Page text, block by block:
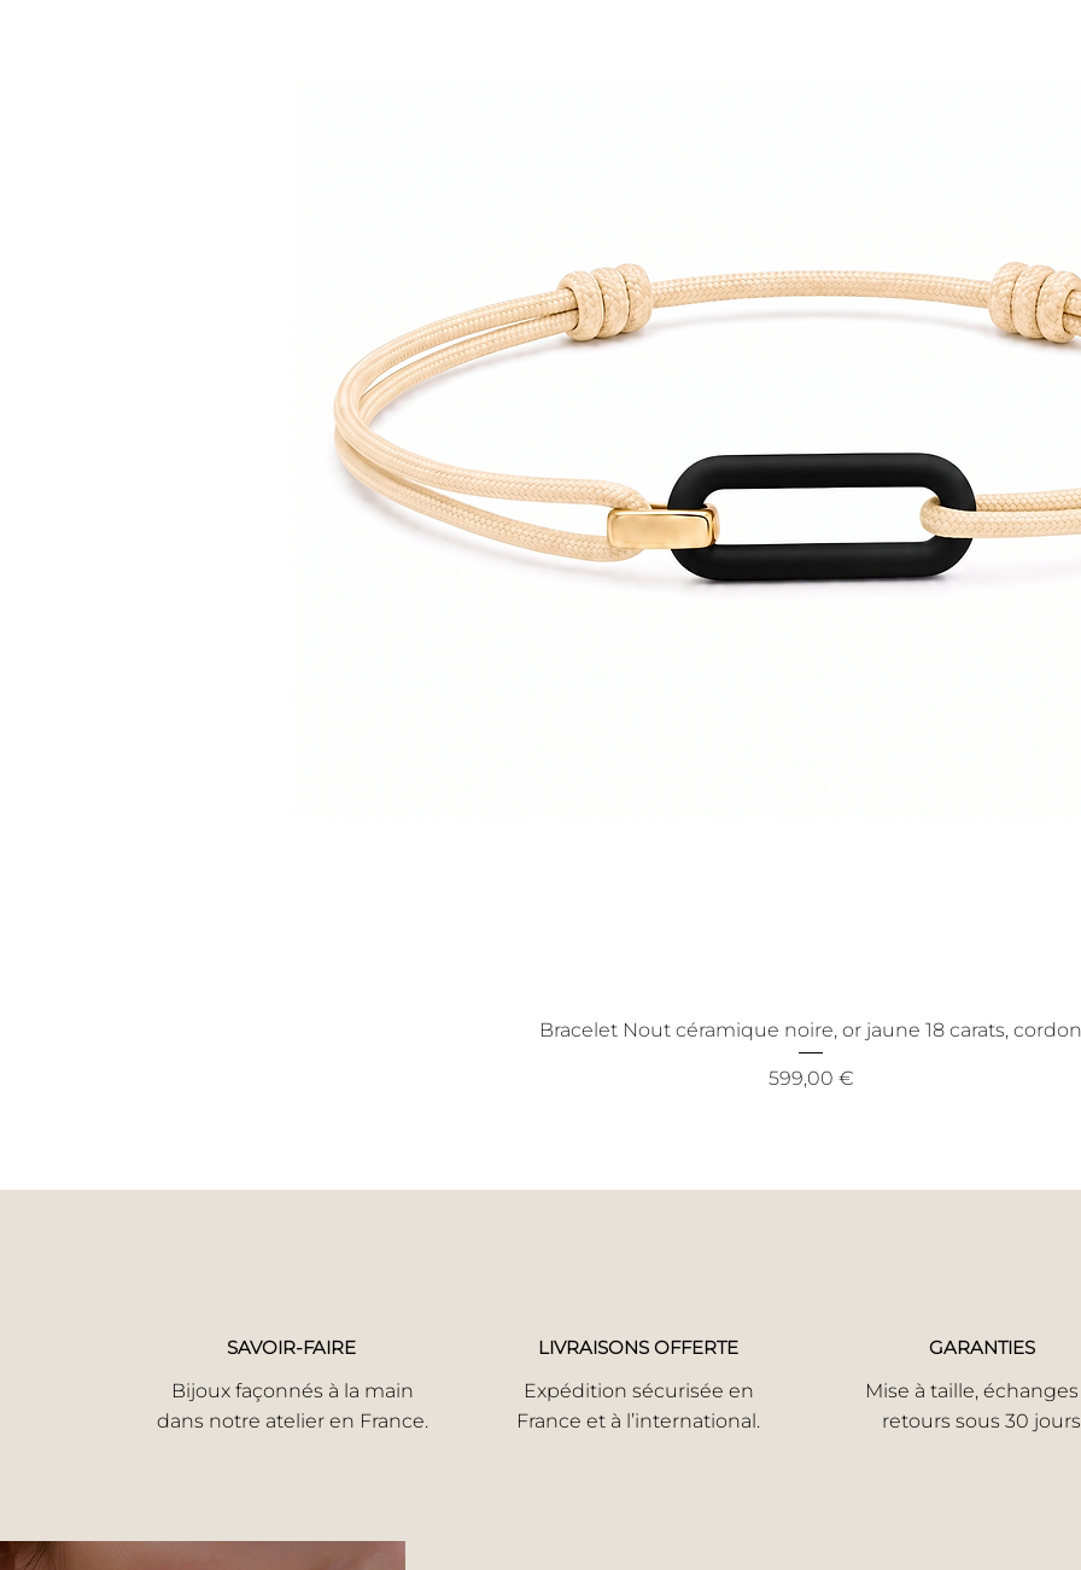
Bracelet Nout céramique noire, or jaune 18 carats, cordon
Prix
599,00 €
SAVOIR-FAIRE
Bijoux façonnés à la main
dans notre atelier en France.
LIVRAISONS OFFERTE
Expédition sécurisée en
France et à l’international.
GARANTIES
Mise à taille,
retours sous 30